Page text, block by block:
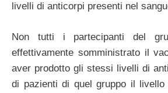
livelli di anticorpi presenti nel
Non tutti i partecipanti del
effettivamente somministrato il
aver prodotto gli stessi livelli di
di pazienti di quel gruppo il